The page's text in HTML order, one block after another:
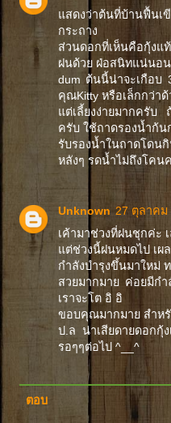
แสดงว่าต้นที่บ้านฟื้
กระถาง
ส่วนดอกที่เห็นคือกุ้งแ
ฝนด้วย ฝ่อสนิทแน่นอ
dum ต้นนี้น่าจะเกือบ
คุณKitty หรือเล็กกว่า
แต่เลี้ยงง่ายมากครับ
ครับ ใช้ถาดรองน้ำก้น
รับรองน้ำในถาดโดน
หลังๆ รดน้ำไม่ถึงโคน
Unknown 27 ตุลาคม
เค้ามาช่วงที่ฝนชุกค่ะ
แต่ช่วงนี้ฝนหมดไป เผ
กำลังบำรุงขึ้นมาใหม่
สวยมากมาย ค่อยมีก
เราจะโต อิ อิ
ขอบคุณมากมาย สำห
ป.ล น่าเสียดายดอกกุ้
รอๆๆต่อไป ^__^
ตอบ